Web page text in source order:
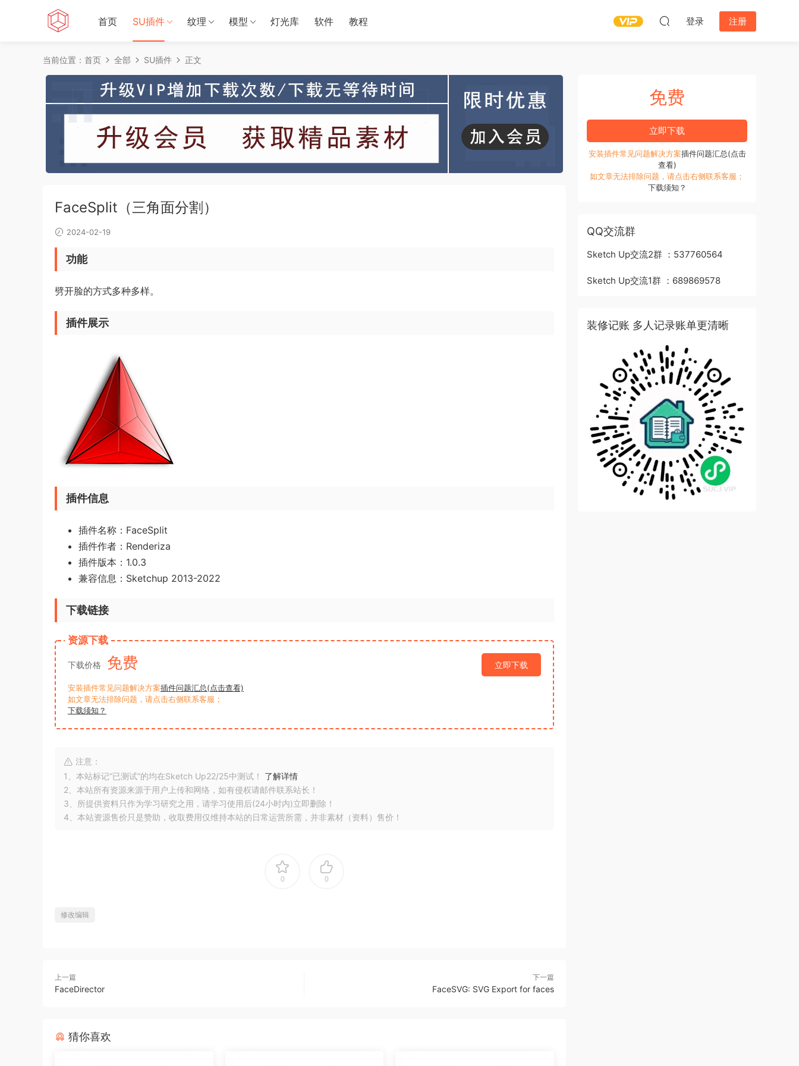
首页 SU插件 纹理 模型 灯光库 软件 教程 登录 注册
当前位置： 首页 全部 SU插件 正文
FaceSplit（三角面分割）
2024-02-19
功能
劈开脸的方式多种多样。
插件展示
插件信息
插件名称：FaceSplit
插件作者：Renderiza
插件版本：1.0.3
兼容信息：Sketchup 2013-2022
下载链接
资源下载
下载价格 免费 立即下载
安装插件常见问题解决方案插件问题汇总(点击查看)
如文章无法排除问题，请点击右侧联系客服；
下载须知？
注意：
1、本站标记“已测试”的均在Sketch Up22/25中测试！ 了解详情
2、本站所有资源来源于用户上传和网络，如有侵权请邮件联系站长！
3、所提供资料只作为学习研究之用，请学习使用后(24小时内)立即删除！
4、本站资源售价只是赞助，收取费用仅维持本站的日常运营所需，并非素材（资料）售价！
0 0
修改编辑
上一篇
FaceDirector
下一篇
FaceSVG: SVG Export for faces
猜你喜欢
免费
立即下载
安装插件常见问题解决方案插件问题汇总(点击
查看)
如文章无法排除问题，请点击右侧联系客服；
下载须知？
QQ交流群
Sketch Up交流2群 ：537760564
Sketch Up交流1群 ：689869578
装修记账 多人记录账单更清晰